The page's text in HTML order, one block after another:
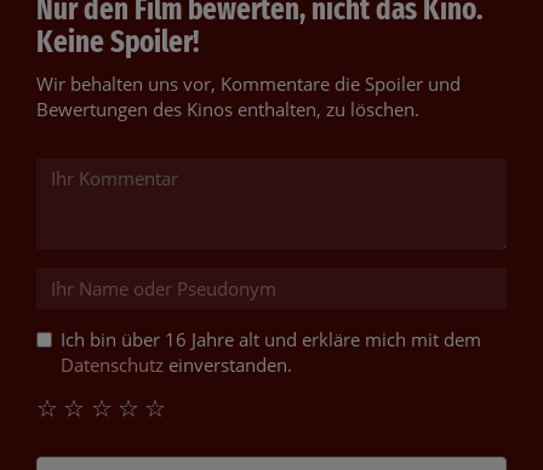
Nur den Film bewerten, nicht das Kino.
Keine Spoiler!
Wir behalten uns vor, Kommentare die Spoiler und
Bewertungen des Kinos enthalten, zu löschen.
Ich bin über 16 Jahre alt und erkläre mich mit dem
Datenschutz einverstanden.
☆
☆
☆
☆
☆